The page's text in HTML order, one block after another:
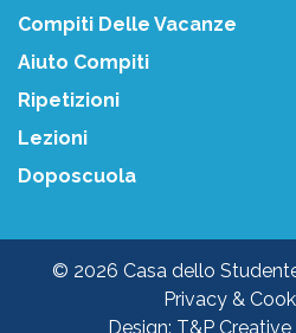
Compiti Delle Vacanze
Aiuto Compiti
Ripetizioni
Lezioni
Doposcuola
© 2026 Casa dello
Privacy &
Design: T&P